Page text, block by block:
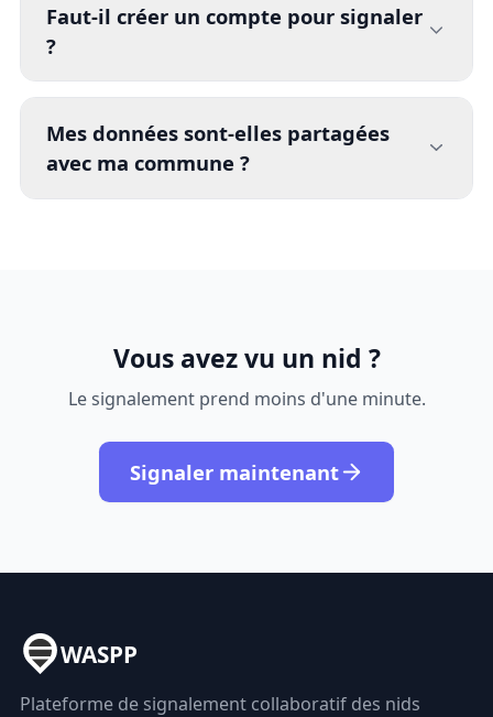
Faut-il créer un compte pour signaler
?
Mes données sont-elles partagées
avec ma commune ?
Vous avez vu un nid ?
Le signalement prend moins d'une minute.
Signaler maintenant
WASPP
Plateforme de signalement collaboratif des nids